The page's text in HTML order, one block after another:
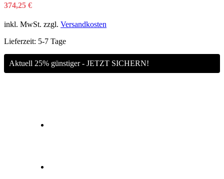
374,25 €
inkl. MwSt. zzgl. Versandkosten
Lieferzeit: 5-7 Tage
Aktuell 25% günstiger - JETZT SICHERN!